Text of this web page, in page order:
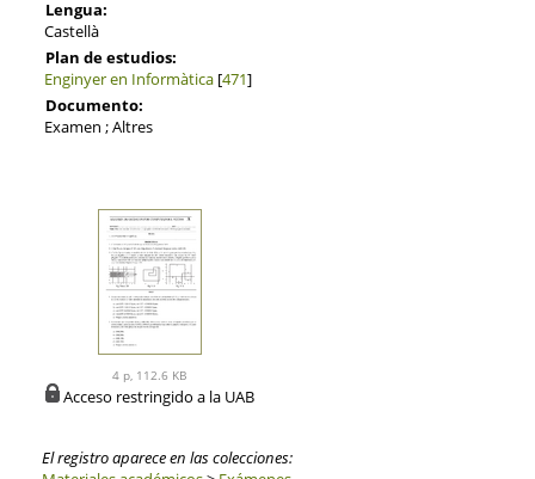
Lengua:
Castellà
Plan de estudios:
Enginyer en Informàtica[471]
Documento:
Examen ; Altres
4 p, 112.6 KB
Acceso restringido a la UAB
El registro aparece en las colecciones: